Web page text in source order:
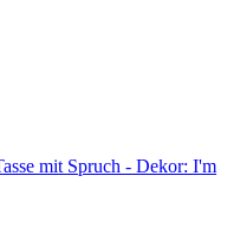
mit Spruch - Dekor: I'm